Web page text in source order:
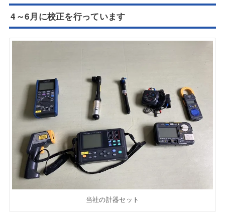
4～6月に校正を行っています
当社の計器セット